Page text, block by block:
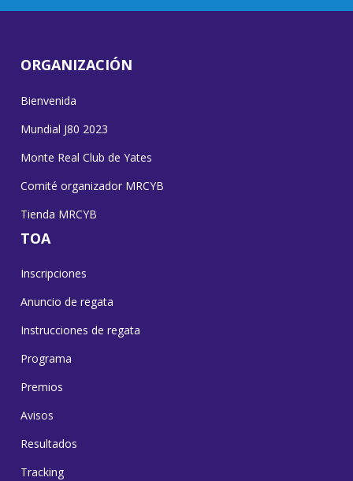
ORGANIZACIÓN
Bienvenida
Mundial J80 2023
Monte Real Club de Yates
Comité organizador MRCYB
Tienda MRCYB
TOA
Inscripciones
Anuncio de regata
Instrucciones de regata
Programa
Premios
Avisos
Resultados
Tracking